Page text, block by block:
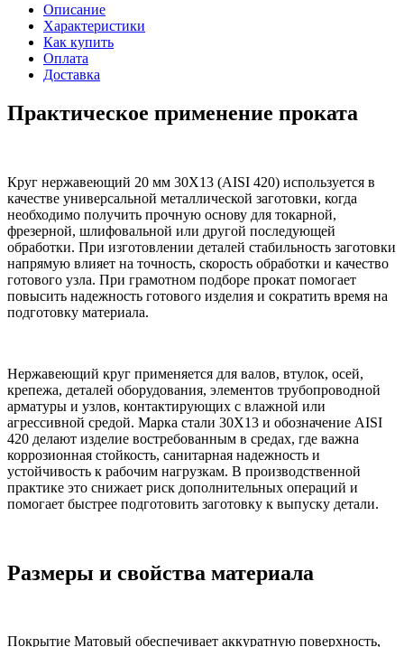
Описание
Характеристики
Как купить
Оплата
Доставка
Практическое применение проката
Круг нержавеющий 20 мм 30Х13 (AISI 420) используется в
качестве универсальной металлической заготовки, когда
необходимо получить прочную основу для токарной,
фрезерной, шлифовальной или другой последующей
обработки. При изготовлении деталей стабильность заготовки
напрямую влияет на точность, скорость обработки и качество
готового узла. При грамотном подборе прокат помогает
повысить надежность готового изделия и сократить время на
подготовку материала.
Нержавеющий круг применяется для валов, втулок, осей,
крепежа, деталей оборудования, элементов трубопроводной
арматуры и узлов, контактирующих с влажной или
агрессивной средой. Марка стали 30Х13 и обозначение AISI
420 делают изделие востребованным в средах, где важна
коррозионная стойкость, санитарная надежность и
устойчивость к рабочим нагрузкам. В производственной
практике это снижает риск дополнительных операций и
помогает быстрее подготовить заготовку к выпуску детали.
Размеры и свойства материала
Покрытие Матовый обеспечивает аккуратную поверхность,